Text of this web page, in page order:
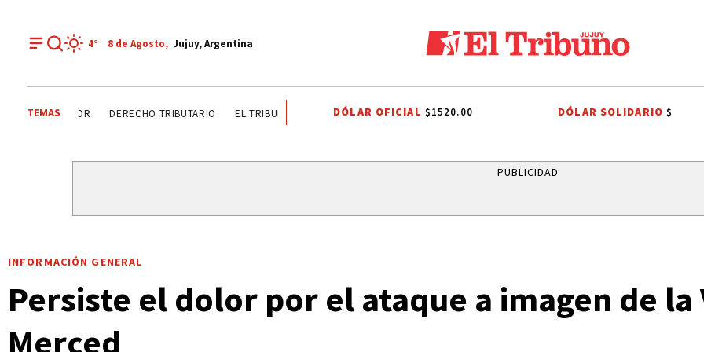
4° 8 de Agosto, Jujuy, Argentina
TEMASDÍA DEL INGENIERO AGRÓNOMO ANALIZAN SECTOR DERECHO TRIBUTARIO EL TRIBUNO POR LOS BARRIOS ONDA ESTUDIANTIL
DÓLAR OFICIAL $1520.00 DÓLAR SOLIDARIO$
PUBLICIDAD
INFORMACIÓN GENERAL
Persiste el dolor por el ataque a imagen de la
Merced